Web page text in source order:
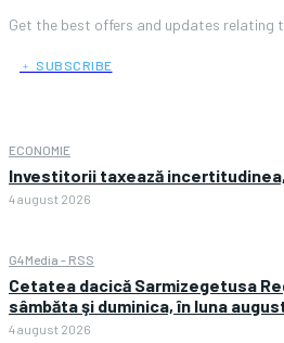
Get the best offers and updates relating
﹢ SUBSCRIBE
ECONOMIE
Investitorii taxează
4 august 2026
G4Media - RSS
Cetatea dacică Sarmizegetusa
sâmbăta şi duminica, în luna
4 august 2026